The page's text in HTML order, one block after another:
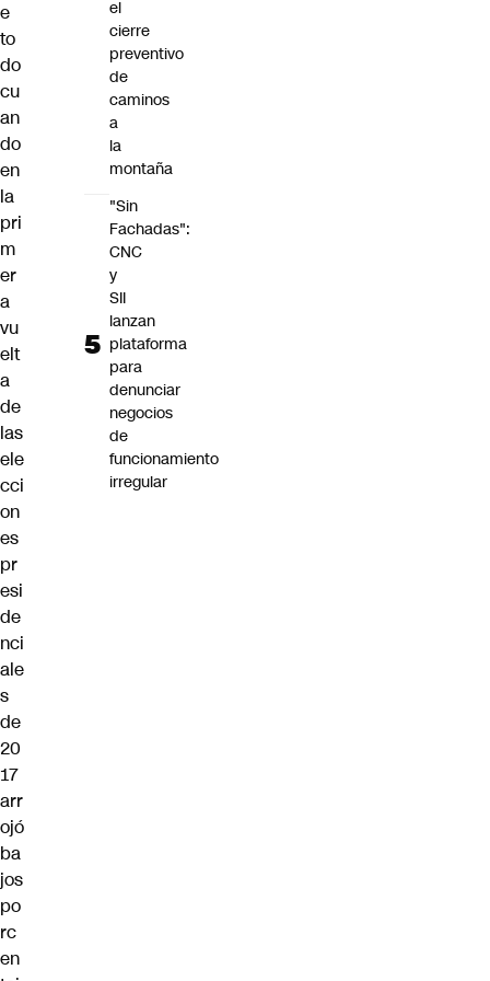
e
to
do
cu
an
do
en
la
pri
m
er
a
vu
elt
a
de
las
ele
cci
on
es
pr
esi
de
nci
ale
s
de
20
17
arr
ojó
ba
jos
po
rc
en
el
cierre
preventivo
de
caminos
a
la
montaña
"Sin
Fachadas":
CNC
y
SII
lanzan
plataforma
para
denunciar
negocios
de
funcionamiento
irregular